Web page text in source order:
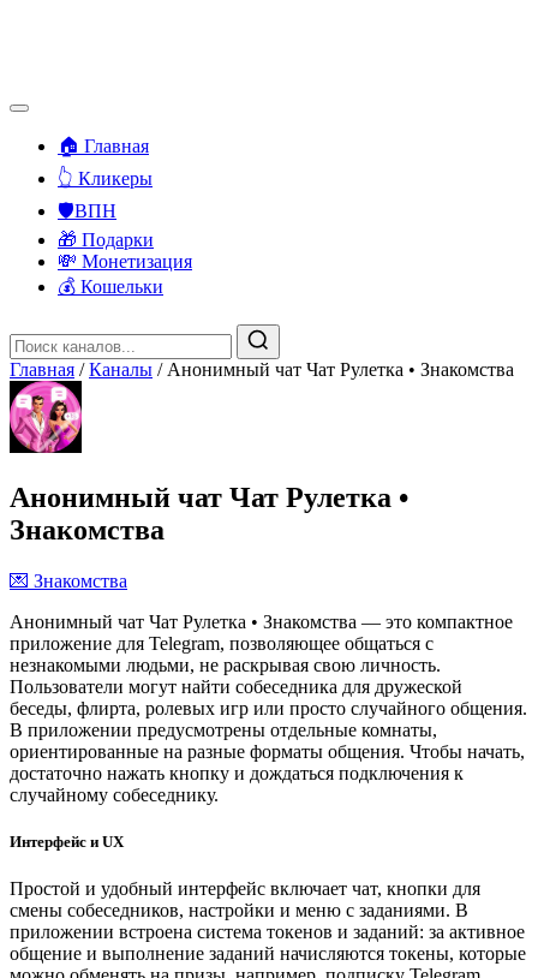
🏠 Главная
👆 Кликеры
🛡️ВПН
🎁 Подарки
💸 Монетизация
💰 Кошельки
Главная / Каналы / Анонимный чат Чат Рулетка • Знакомства
Анонимный чат Чат Рулетка •
Знакомства
💌 Знакомства
Анонимный чат Чат Рулетка • Знакомства — это компактное
приложение для Telegram, позволяющее общаться с
незнакомыми людьми, не раскрывая свою личность.
Пользователи могут найти собеседника для дружеской
беседы, флирта, ролевых игр или просто случайного общения.
В приложении предусмотрены отдельные комнаты,
ориентированные на разные форматы общения. Чтобы начать,
достаточно нажать кнопку и дождаться подключения к
случайному собеседнику.
Интерфейс и UX
Простой и удобный интерфейс включает чат, кнопки для
смены собеседников, настройки и меню с заданиями. В
приложении встроена система токенов и заданий: за активное
общение и выполнение заданий начисляются токены, которые